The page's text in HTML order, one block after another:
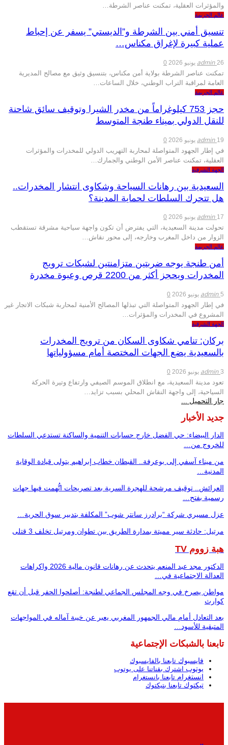
والمؤثرات العقلية، تمكنت عناصر الشرطة…
عالم الجريمة
تنسيق أمني بين الشرطة و”الديستي” يسفر عن إحباط
عملية كبيرة لإغراق مكناس…
admin26 يونيو 2026 0
تمكنت عناصر الشرطة بولاية أمن مكناس، بتنسيق وثيق مع مصالح المديرية
العامة لمراقبة التراب الوطني، خلال الساعات…
عالم الجريمة
حجز 753 كيلوغراماً من مخدر الشيرا وتوقيف سائق شاحنة
للنقل الدولي بميناء طنجة المتوسط
admin19 يونيو 2026 0
في إطار الجهود المتواصلة لمحاربة التهريب الدولي للمخدرات والمؤثرات
العقلية، تمكنت عناصر الأمن الوطني والجمارك…
الجهة الشرقية
السعيدية بين رهانات السياحة وشكاوى انتشار المخدرات..
هل تتحرك السلطات لحماية المدينة؟
admin17 يونيو 2026 0
تحولت مدينة السعيدية، التي يفترض أن تكون واجهة سياحية مشرقة تستقطب
الزوار من داخل المغرب وخارجه، إلى محور نقاش…
عالم الجريمة
أمن طنجة يوجه ضربتين متزامنتين لشبكات ترويج
المخدرات ويحجز أكثر من 2200 قرص وعبوة مخدرة
admin5 يونيو 2026 0
في إطار الجهود المتواصلة التي تبذلها المصالح الأمنية لمحاربة شبكات الاتجار غير
المشروع في المخدرات والمؤثرات…
الجهة الشرقية
بركان: تنامي شكاوى السكان من ترويج المخدرات
بالسعيدية يضع الجهات المختصة أمام مسؤولياتها
admin3 يونيو 2026 0
تعود مدينة السعيدية، مع انطلاق الموسم الصيفي وارتفاع وتيرة الحركة
السياحية، إلى واجهة النقاش المحلي بسبب تزايد…
جار التحميل ...
جديد الأخبار
الدار البيضاء: حي الفضل خارج حسابات التنمية والساكنة تستدعي السلطات
للخروج من…
من ميناء آسفي إلى بوعرفة.. القبطان خطاب إبراهيم يتولى قيادة الوقاية
المدنية…
العرائش.. توقيف مرشحة للهجرة السرية بعد تصريحات اتُّهمت فيها جهات
رسمية بفتح…
عزل مسيري شركة “برادرز سانتر شوب” المكلفة بتدبير سوق الحرية…
مرتيل: حادثة سير مميتة بمدارة الطريق بين تطوان ومرتيل تخلف 3 قتلى
هبة زووم TV
الدكتور مجد عبد المنعم يتحدث عن رهانات قانون مالية 2026 واكراهات
العدالة الاجتماعية في…
مواطن يصرخ في وجه المجلس الجماعي لطنجة: أصلحوا الحفر قبل أن تقع
كوارث
بعد التعادل أمام مالي الجمهور المغربي يعبر عن خيبة آماله في المواجهات
المتبقية للأسود…
تابعنا بالشبكات الإجتماعية
فايسبوك تابعنا بالفايسبوك
يوتوب اشترك بقناتنا على يوتوب
انستغرام تابعنا بانستغرام
تيكتوك تابعنا بتيكتوك